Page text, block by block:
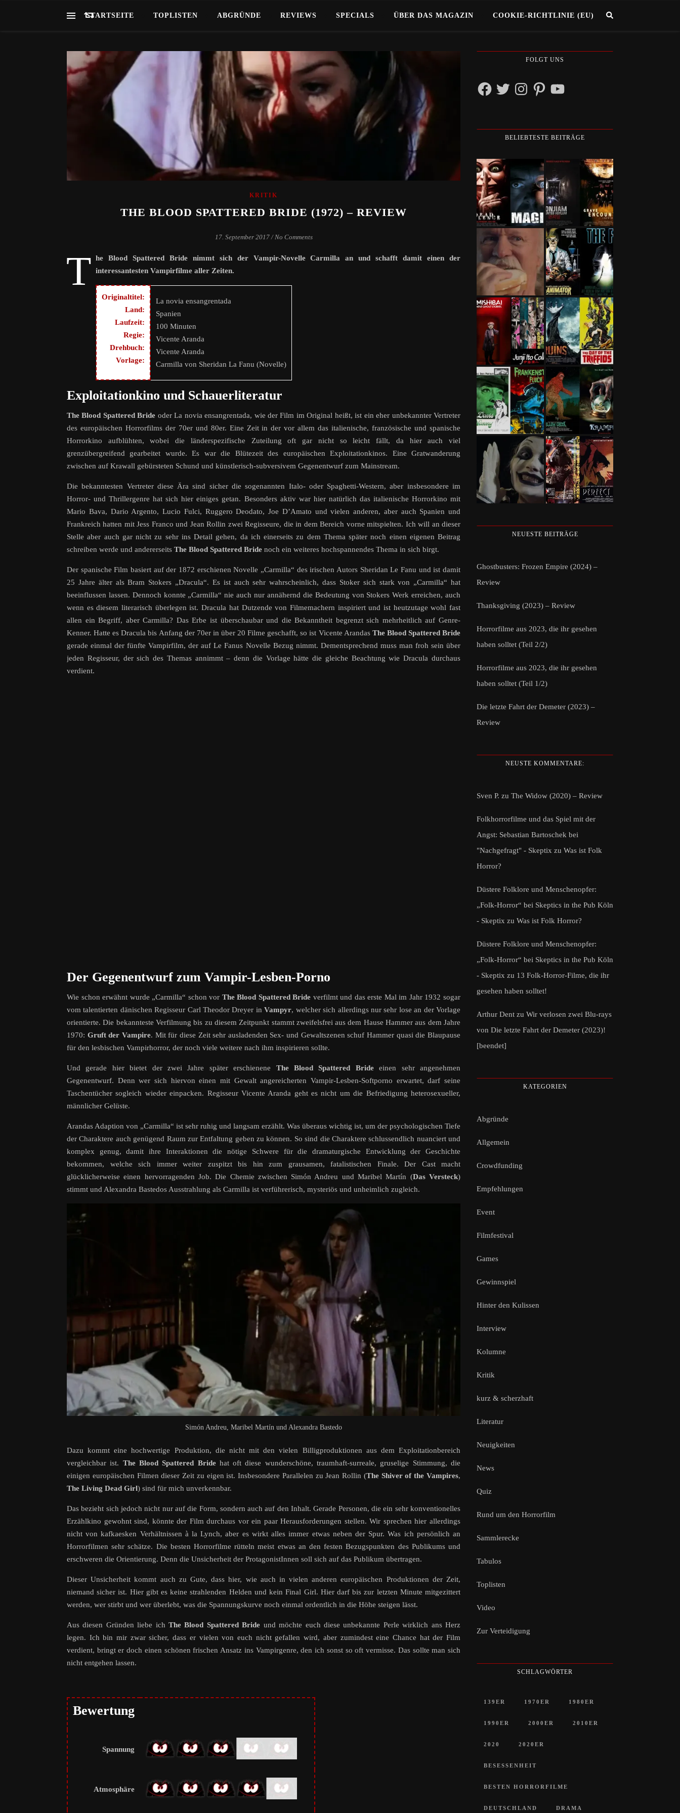
STARTSEITE TOPLISTEN ABGRÜNDE REVIEWS SPECIALS ÜBER DAS MAGAZIN COOKIE-RICHTLINIE (EU)
KRITIK
THE BLOOD SPATTERED BRIDE (1972) – REVIEW
17. September 2017 / No Comments
T he Blood Spattered Bride nimmt sich der Vampir-Novelle Carmilla an und schafft damit einen der
interessantesten Vampirfilme aller Zeiten.
Originaltitel:
Land:
Laufzeit:
Regie:
Drehbuch:
Vorlage:
La novia ensangrentada
Spanien
100 Minuten
Vicente Aranda
Vicente Aranda
Carmilla von Sheridan La Fanu (Novelle)
Exploitationkino und Schauerliteratur
The Blood Spattered Bride oder La novia ensangrentada, wie der Film im Original heißt, ist ein eher unbekannter Vertreter
des europäischen Horrorfilms der 70er und 80er. Eine Zeit in der vor allem das italienische, französische und spanische
Horrorkino aufblühten, wobei die länderspezifische Zuteilung oft gar nicht so leicht fällt, da hier auch viel
grenzübergreifend gearbeitet wurde. Es war die Blütezeit des europäischen Exploitationkinos. Eine Gratwanderung
zwischen auf Krawall gebürsteten Schund und künstlerisch-subversivem Gegenentwurf zum Mainstream.
Die bekanntesten Vertreter diese Ära sind sicher die sogenannten Italo- oder Spaghetti-Western, aber insbesondere im
Horror- und Thrillergenre hat sich hier einiges getan. Besonders aktiv war hier natürlich das italienische Horrorkino mit
Mario Bava, Dario Argento, Lucio Fulci, Ruggero Deodato, Joe D’Amato und vielen anderen, aber auch Spanien und
Frankreich hatten mit Jess Franco und Jean Rollin zwei Regisseure, die in dem Bereich vorne mitspielten. Ich will an dieser
Stelle aber auch gar nicht zu sehr ins Detail gehen, da ich einerseits zu dem Thema später noch einen eigenen Beitrag
schreiben werde und andererseits The Blood Spattered Bride noch ein weiteres hochspannendes Thema in sich birgt.
Der spanische Film basiert auf der 1872 erschienen Novelle „Carmilla“ des irischen Autors Sheridan Le Fanu und ist damit
25 Jahre älter als Bram Stokers „Dracula“. Es ist auch sehr wahrscheinlich, dass Stoker sich stark von „Carmilla“ hat
beeinflussen lassen. Dennoch konnte „Carmilla“ nie auch nur annähernd die Bedeutung von Stokers Werk erreichen, auch
wenn es diesem literarisch überlegen ist. Dracula hat Dutzende von Filmemachern inspiriert und ist heutzutage wohl fast
allen ein Begriff, aber Carmilla? Das Erbe ist überschaubar und die Bekanntheit begrenzt sich mehrheitlich auf Genre-
Kenner. Hatte es Dracula bis Anfang der 70er in über 20 Filme geschafft, so ist Vicente Arandas The Blood Spattered Bride
gerade einmal der fünfte Vampirfilm, der auf Le Fanus Novelle Bezug nimmt. Dementsprechend muss man froh sein über
jeden Regisseur, der sich des Themas annimmt – denn die Vorlage hätte die gleiche Beachtung wie Dracula durchaus
verdient.
Der Gegenentwurf zum Vampir-Lesben-Porno
Wie schon erwähnt wurde „Carmilla“ schon vor The Blood Spattered Bride verfilmt und das erste Mal im Jahr 1932 sogar
vom talentierten dänischen Regisseur Carl Theodor Dreyer in Vampyr, welcher sich allerdings nur sehr lose an der Vorlage
orientierte. Die bekannteste Verfilmung bis zu diesem Zeitpunkt stammt zweifelsfrei aus dem Hause Hammer aus dem Jahre
1970: Gruft der Vampire. Mit für diese Zeit sehr ausladenden Sex- und Gewaltszenen schuf Hammer quasi die Blaupause
für den lesbischen Vampirhorror, der noch viele weitere nach ihm inspirieren sollte.
Und gerade hier bietet der zwei Jahre später erschienene The Blood Spattered Brideeinen sehr angenehmen
Gegenentwurf. Denn wer sich hiervon einen mit Gewalt angereicherten Vampir-Lesben-Softporno erwartet, darf seine
Taschentücher sogleich wieder einpacken. Regisseur Vicente Aranda geht es nicht um die Befriedigung heterosexueller,
männlicher Gelüste.
Arandas Adaption von „Carmilla“ ist sehr ruhig und langsam erzählt. Was überaus wichtig ist, um der psychologischen Tiefe
der Charaktere auch genügend Raum zur Entfaltung geben zu können. So sind die Charaktere schlussendlich nuanciert und
komplex genug, damit ihre Interaktionen die nötige Schwere für die dramaturgische Entwicklung der Geschichte
bekommen, welche sich immer weiter zuspitzt bis hin zum grausamen, fatalistischen Finale. Der Cast macht
glücklicherweise einen hervorragenden Job. Die Chemie zwischen Simón Andreu und Maribel Martín (Das Versteck)
stimmt und Alexandra Bastedos Ausstrahlung als Carmilla ist verführerisch, mysteriös und unheimlich zugleich.
Simón Andreu, Maribel Martín und Alexandra Bastedo
Dazu kommt eine hochwertige Produktion, die nicht mit den vielen Billigproduktionen aus dem Exploitationbereich
vergleichbar ist. The Blood Spattered Bridehat oft diese wunderschöne, traumhaft-surreale, gruselige Stimmung, die
einigen europäischen Filmen dieser Zeit zu eigen ist. Insbesondere Parallelen zu Jean Rollin (The Shiver of the Vampires,
The Living Dead Girl) sind für mich unverkennbar.
Das bezieht sich jedoch nicht nur auf die Form, sondern auch auf den Inhalt. Gerade Personen, die ein sehr konventionelles
Erzählkino gewohnt sind, könnte der Film durchaus vor ein paar Herausforderungen stellen. Wir sprechen hier allerdings
nicht von kafkaesken Verhältnissen à la Lynch, aber es wirkt alles immer etwas neben der Spur. Was ich persönlich an
Horrorfilmen sehr schätze. Die besten Horrorfilme rütteln meist etwas an den festen Bezugspunkten des Publikums und
erschweren die Orientierung. Denn die Unsicherheit der ProtagonistInnen soll sich auf das Publikum übertragen.
Dieser Unsicherheit kommt auch zu Gute, dass hier, wie auch in vielen anderen europäischen Produktionen der Zeit,
niemand sicher ist. Hier gibt es keine strahlenden Helden und kein Final Girl. Hier darf bis zur letzten Minute mitgezittert
werden, wer stirbt und wer überlebt, was die Spannungskurve noch einmal ordentlich in die Höhe steigen lässt.
Aus diesen Gründen liebe ich The Blood Spattered Bride und möchte euch diese unbekannte Perle wirklich ans Herz
legen. Ich bin mir zwar sicher, dass er vielen von euch nicht gefallen wird, aber zumindest eine Chance hat der Film
verdient, bringt er doch einen schönen frischen Ansatz ins Vampirgenre, den ich sonst so oft vermisse. Das sollte man sich
nicht entgehen lassen.
Bewertung
Spannung
Atmosphäre
FOLGT UNS
FacebookTwitterInstagramPinterestYouTube
BELIEBTESTE BEITRÄGE
NEUESTE BEITRÄGE
Ghostbusters: Frozen Empire (2024) –
Review
Thanksgiving (2023) – Review
Horrorfilme aus 2023, die ihr gesehen
haben solltet (Teil 2/2)
Horrorfilme aus 2023, die ihr gesehen
haben solltet (Teil 1/2)
Die letzte Fahrt der Demeter (2023) –
Review
NEUSTE KOMMENTARE:
Sven P. zu The Widow (2020) – Review
Folkhorrorfilme und das Spiel mit der
Angst: Sebastian Bartoschek bei
"Nachgefragt" - Skeptix zu Was ist Folk
Horror?
Düstere Folklore und Menschenopfer:
„Folk-Horror“ bei Skeptics in the Pub Köln
- Skeptix zu Was ist Folk Horror?
Düstere Folklore und Menschenopfer:
„Folk-Horror“ bei Skeptics in the Pub Köln
- Skeptix zu 13 Folk-Horror-Filme, die ihr
gesehen haben solltet!
Arthur Dent zu Wir verlosen zwei Blu-rays
von Die letzte Fahrt der Demeter (2023)!
[beendet]
KATEGORIEN
Abgründe
Allgemein
Crowdfunding
Empfehlungen
Event
Filmfestival
Games
Gewinnspiel
Hinter den Kulissen
Interview
Kolumne
Kritik
kurz & scherzhaft
Literatur
Neuigkeiten
News
Quiz
Rund um den Horrorfilm
Sammlerecke
Tabulos
Toplisten
Video
Zur Verteidigung
SCHLAGWÖRTER
139ER 1970ER 1980ER
1990ER 2000ER 2010ER
2020 2020ER
BESESSENHEIT
BESTEN HORRORFILME
DEUTSCHLAND DRAMA